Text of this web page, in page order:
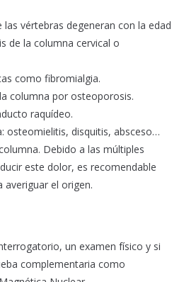
vértebras degeneran con la edad
de la columna cervical o
como fibromialgia.
columna por osteoporosis.
raquídeo.
osteomielitis, disquitis, absceso…
Debido a las múltiples
este dolor, es recomendable
averiguar el origen.
un examen físico y si
complementaria como